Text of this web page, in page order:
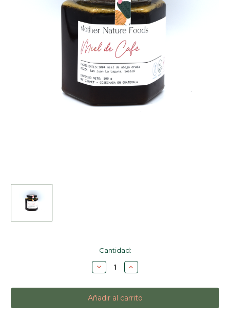
Cantidad:
Disminuir
la
de
Miel
de
Café
Aumentar
la
de
Miel
de
Café